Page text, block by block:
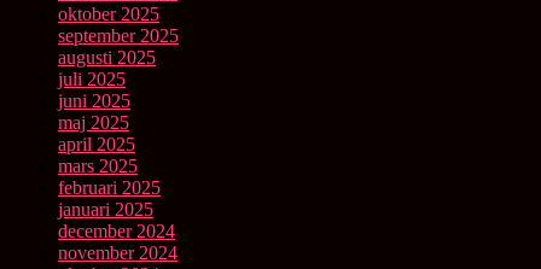
oktober 2025
september 2025
augusti 2025
juli 2025
juni 2025
maj 2025
april 2025
mars 2025
februari 2025
januari 2025
december 2024
november 2024